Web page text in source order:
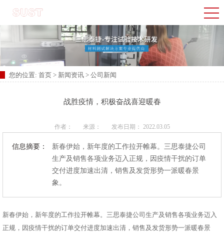
您的位置: 首页 > 新闻资讯 > 公司新闻
战胜疫情，积极奋战喜迎暖春
作者： 来源： 发布日期： 2022.03.05
信息摘要：
新春伊始，新年度的工作拉开帷幕。三思泰捷公司
生产及销售各项业务迈入正规，因疫情干扰的订单
交付进度加速出清，销售及发货形势一派暖春景
象。
新春伊始，新年度的工作拉开帷幕。三思泰捷公司生产及销售各项业务迈入
正规，因疫情干扰的订单交付进度加速出清，销售及发货形势一派暖春景